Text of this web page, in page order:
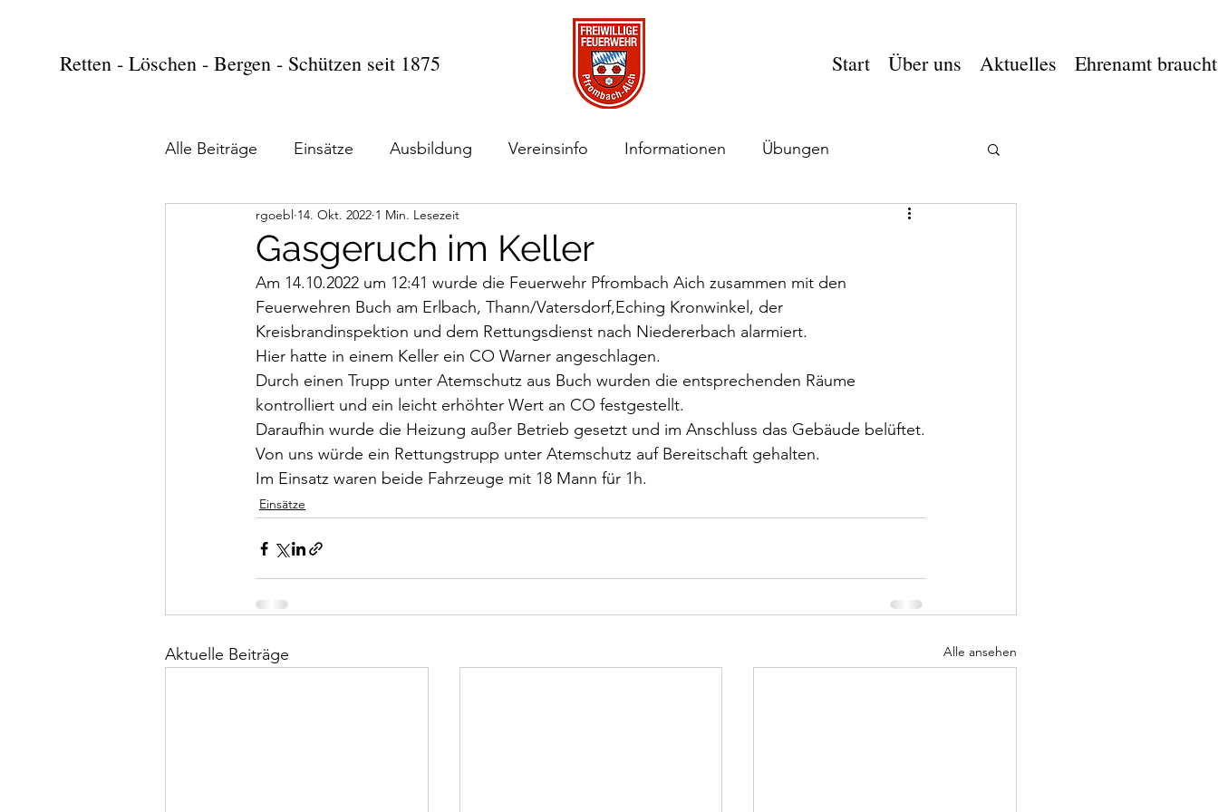
Retten - Löschen - Bergen - Schützen seit 1875 Start Über uns Aktuelles Ehrenamt
Alle Beiträge Einsätze Ausbildung Vereinsinfo Informationen Übungen
Gasgeruch im Keller
rgoebl 14. Okt. 2022 1 Min. Lesezeit
Am 14.10.2022 um 12:41 wurde die Feuerwehr Pfrombach Aich zusammen mit den
Feuerwehren Buch am Erlbach, Thann/Vatersdorf,Eching Kronwinkel, der
Kreisbrandinspektion und dem Rettungsdienst nach Niedererbach alarmiert.
Hier hatte in einem Keller ein CO Warner angeschlagen.
Durch einen Trupp unter Atemschutz aus Buch wurden die entsprechenden Räume
kontrolliert und ein leicht erhöhter Wert an CO festgestellt.
Daraufhin wurde die Heizung außer Betrieb gesetzt und im Anschluss das Gebäude belüftet.
Von uns würde ein Rettungstrupp unter Atemschutz auf Bereitschaft gehalten.
Im Einsatz waren beide Fahrzeuge mit 18 Mann für 1h.
Einsätze
Aktuelle Beiträge Alle ansehen